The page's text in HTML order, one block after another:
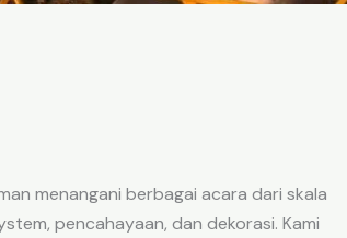
menangani berbagai acara dari skala
pencahayaan, dan dekorasi. Kami